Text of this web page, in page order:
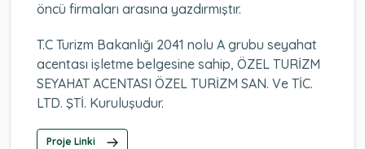
öncü firmaları arasına yazdırmıştır.
T.C Turizm Bakanlığı 2041 nolu A grubu seyahat
acentası işletme belgesine sahip, ÖZEL TURİZM
SEYAHAT ACENTASI ÖZEL TURİZM SAN. Ve TİC.
LTD. ŞTİ. Kuruluşudur.
Proje Linki